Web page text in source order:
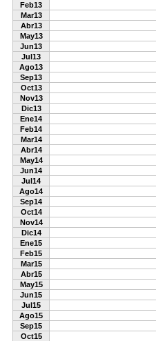
Feb13
Mar13
Abr13
May13
Jun13
Jul13
Ago13
Sep13
Oct13
Nov13
Dic13
Ene14
Feb14
Mar14
Abr14
May14
Jun14
Jul14
Ago14
Sep14
Oct14
Nov14
Dic14
Ene15
Feb15
Mar15
Abr15
May15
Jun15
Jul15
Ago15
Sep15
Oct15